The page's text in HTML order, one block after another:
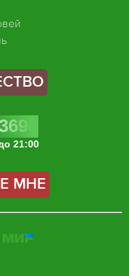
21:00
МНЕ